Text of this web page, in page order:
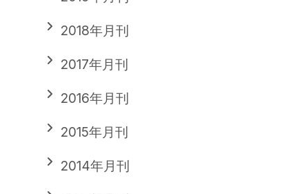
2018年月刊
2017年月刊
2016年月刊
2015年月刊
2014年月刊